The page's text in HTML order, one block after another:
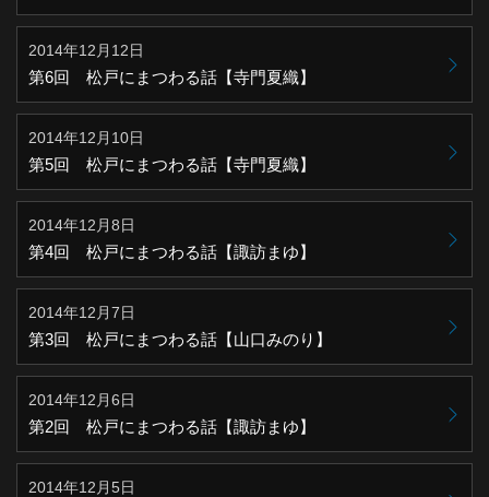
2014年12月12日
第6回 松戸にまつわる話【寺門夏織】
2014年12月10日
第5回 松戸にまつわる話【寺門夏織】
2014年12月8日
第4回 松戸にまつわる話【諏訪まゆ】
2014年12月7日
第3回 松戸にまつわる話【山口みのり】
2014年12月6日
第2回 松戸にまつわる話【諏訪まゆ】
2014年12月5日